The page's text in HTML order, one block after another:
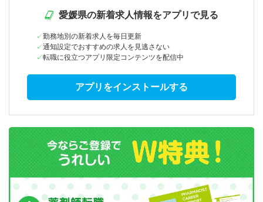
愛媛県の新着求人情報をアプリで見る
勤務地別の新着求人を毎日更新
通知設定でおすすめの求人を見逃さない
転職に役立つアプリ限定コンテンツを配信中
アプリをインストールする